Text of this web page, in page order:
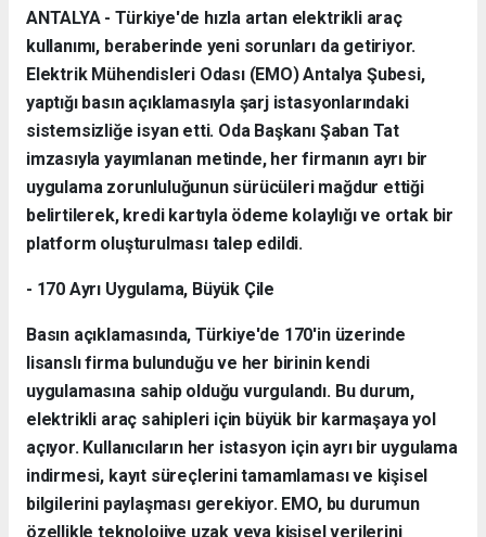
ANTALYA - Türkiye'de hızla artan elektrikli araç
kullanımı, beraberinde yeni sorunları da getiriyor.
Elektrik Mühendisleri Odası (EMO) Antalya Şubesi,
yaptığı basın açıklamasıyla şarj istasyonlarındaki
sistemsizliğe isyan etti. Oda Başkanı Şaban Tat
imzasıyla yayımlanan metinde, her firmanın ayrı bir
uygulama zorunluluğunun sürücüleri mağdur ettiği
belirtilerek, kredi kartıyla ödeme kolaylığı ve ortak bir
platform oluşturulması talep edildi.
- 170 Ayrı Uygulama, Büyük Çile
Basın açıklamasında, Türkiye'de 170'in üzerinde
lisanslı firma bulunduğu ve her birinin kendi
uygulamasına sahip olduğu vurgulandı. Bu durum,
elektrikli araç sahipleri için büyük bir karmaşaya yol
açıyor. Kullanıcıların her istasyon için ayrı bir uygulama
indirmesi, kayıt süreçlerini tamamlaması ve kişisel
bilgilerini paylaşması gerekiyor. EMO, bu durumun
özellikle teknolojiye uzak veya kişisel verilerini